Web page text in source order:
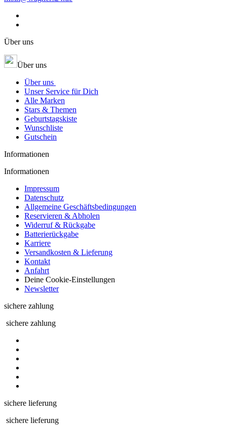
Über uns
Über uns
Über uns
Unser Service für Dich
Alle Marken
Stars & Themen
Geburtstagskiste
Wunschliste
Gutschein
Informationen
Informationen
Impressum
Datenschutz
Allgemeine Geschäftsbedingungen
Reservieren & Abholen
Widerruf & Rückgabe
Batterierückgabe
Karriere
Versandkosten & Lieferung
Kontakt
Anfahrt
Deine Cookie-Einstellungen
Newsletter
sichere zahlung
sichere zahlung
sichere lieferung
sichere lieferung